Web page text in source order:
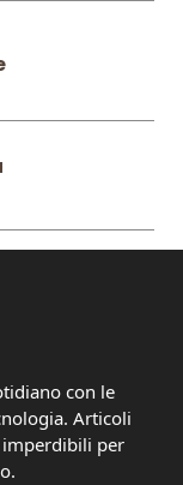
con le
Articoli
imperdibili per